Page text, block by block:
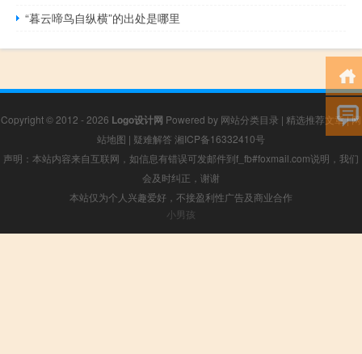
“暮云啼鸟自纵横”的出处是哪里
Copyright © 2012 - 2026 Logo设计网 Powered by 网站分类目录 | 精选推荐文章|网
站地图 | 疑难解答 湘ICP备16332410号
声明：本站内容来自互联网，如信息有错误可发邮件到f_fb#foxmail.com说明，我们
会及时纠正，谢谢
本站仅为个人兴趣爱好，不接盈利性广告及商业合作
小男孩